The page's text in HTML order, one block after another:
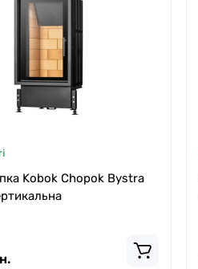
Kobok Chopok Bystra